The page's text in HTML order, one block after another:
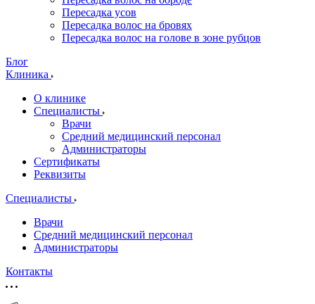
Пересадка усов
Пересадка волос на бровях
Пересадка волос на голове в зоне рубцов
Блог
Клиника
О клинике
Специалисты
Врачи
Средний медицинский персонал
Администраторы
Сертификаты
Реквизиты
Специалисты
Врачи
Средний медицинский персонал
Администраторы
Контакты